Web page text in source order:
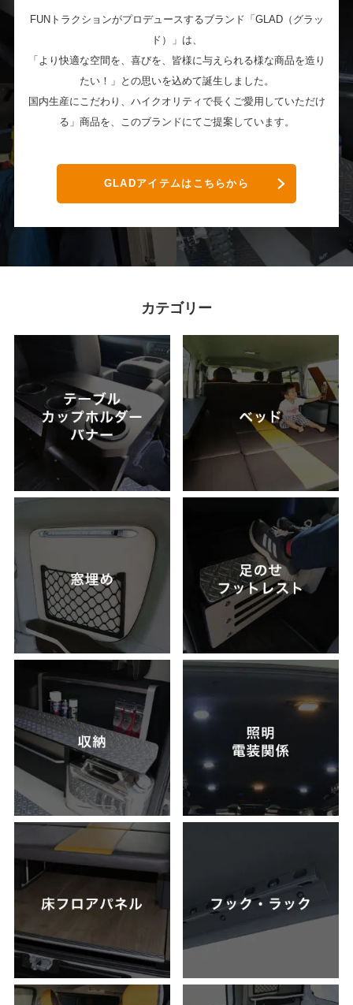
FUNトラクションがプロデュースするブランド「GLAD（グラッ
ド）」は、
「より快適な空間を、喜びを、皆様に与えられる様な商品を造り
たい！」との思いを込めて誕生しました。
国内生産にこだわり、ハイクオリティで長くご愛用していただけ
る」商品を、このブランドにてご提案しています。
GLADアイテムはこちらから
カテゴリー